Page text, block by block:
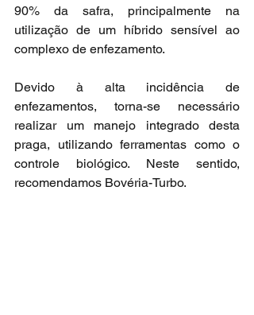
90% da safra, principalmente na
utilização de um híbrido sensível ao
complexo de enfezamento.
Devido à alta incidência de
enfezamentos, torna-se necessário
realizar um manejo integrado desta
praga, utilizando ferramentas como o
controle biológico. Neste sentido,
recomendamos Bovéria-Turbo.